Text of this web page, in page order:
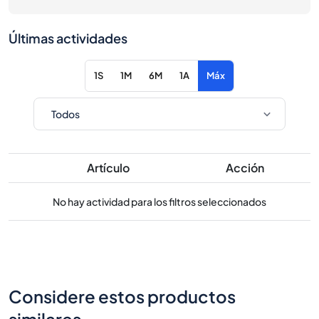
Últimas actividades
1S 1M 6M 1A Máx
Artículo Acción
No hay actividad para los filtros seleccionados
Considere estos productos